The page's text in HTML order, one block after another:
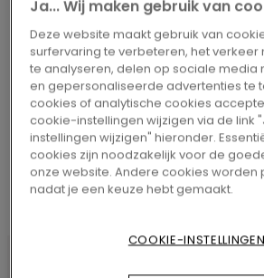
Ja... Wij maken gebruik van
Deze website maakt gebruik van
surfervaring te verbeteren, het verkeer
te analyseren, delen op sociale media
en gepersonaliseerde advertenties te
cookies of analytische cookies
cookie-instellingen wijzigen via de link
instellingen wijzigen" hieronder.
cookies zijn noodzakelijk voor de
onze website. Andere cookies worden
nadat je een keuze hebt gemaakt.
COOKIE-INSTELLINGEN